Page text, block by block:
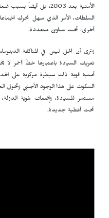
الأمنية بعد 2003، بل
السلطات، الأمر الذي سهل تحرك
أخرى، تحت عناوين متعددة.
وترى أن الحل ليس في المناكفة
تعريف السيادة باعتبارها خطاً أحمر
أمنية قوية ذات سيطرة مركزية على
السكوت على هذا الوجود الأجنبي وتحول
مستمر للسيادة، وإضعاف لهوية
تحت أغطية جديدة.